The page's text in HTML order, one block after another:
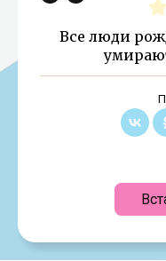
Все люди